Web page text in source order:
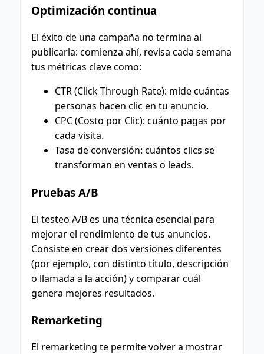
Optimización continua
El éxito de una campaña no termina al
publicarla: comienza ahí, revisa cada semana
tus métricas clave como:
CTR (Click Through Rate): mide cuántas
personas hacen clic en tu anuncio.
CPC (Costo por Clic): cuánto pagas por
cada visita.
Tasa de conversión: cuántos clics se
transforman en ventas o leads.
Pruebas A/B
El testeo A/B es una técnica esencial para
mejorar el rendimiento de tus anuncios.
Consiste en crear dos versiones diferentes
(por ejemplo, con distinto título, descripción
o llamada a la acción) y comparar cuál
genera mejores resultados.
Remarketing
El remarketing te permite volver a mostrar